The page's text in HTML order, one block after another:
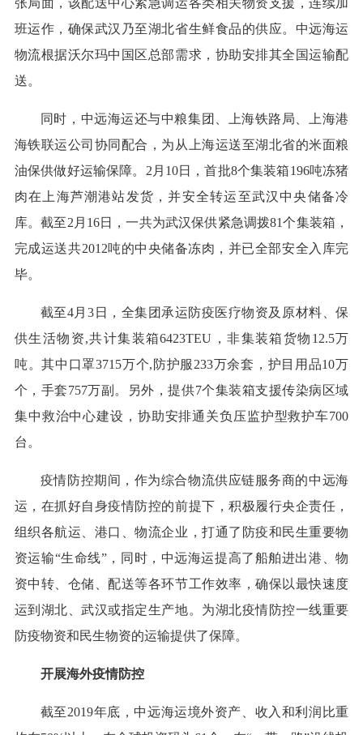
张局面，该配送中心紧急调运各类相关物资支援，连续加
班运作，确保武汉乃至湖北省生鲜食品的供应。中远海运
物流根据沃尔玛中国区总部需求，协助安排其全国运输配
送。
同时，中远海运还与中粮集团、上海铁路局、上海港
海铁联运公司协同配合，为从上海运送至湖北省的米面粮
油保供做好运输保障。2月10日，首批8个集装箱196吨冻猪
肉在上海芦潮港站发货，并安全转运至武汉中央储备冷
库。截至2月16日，一共为武汉保供紧急调拨81个集装箱，
完成运送共2012吨的中央储备冻肉，并已全部安全入库完
毕。
截至4月3日，全集团承运防疫医疗物资及原材料、保
供生活物资,共计集装箱6423TEU，非集装箱货物12.5万
吨。其中口罩3715万个,防护服233万余套，护目用品10万
个，手套757万副。另外，提供7个集装箱支援传染病区域
集中救治中心建设，协助安排通关负压监护型救护车700
台。
疫情防控期间，作为综合物流供应链服务商的中远海
运，在抓好自身疫情防控的前提下，积极履行央企责任，
组织各航运、港口、物流企业，打通了防疫和民生重要物
资运输“生命线”，同时，中远海运提高了船舶进出港、物
资中转、仓储、配送等各环节工作效率，确保以最快速度
运到湖北、武汉或指定生产地。为湖北疫情防控一线重要
防疫物资和民生物资的运输提供了保障。
开展海外疫情防控
截至2019年底，中远海运境外资产、收入和利润比重